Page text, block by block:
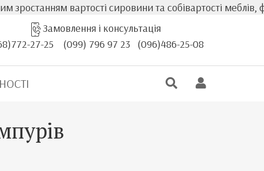
сировини та собівартості меблів, фактична
Замовлення і консультація
27-25
(099) 796 97 23 (096)486-25-08